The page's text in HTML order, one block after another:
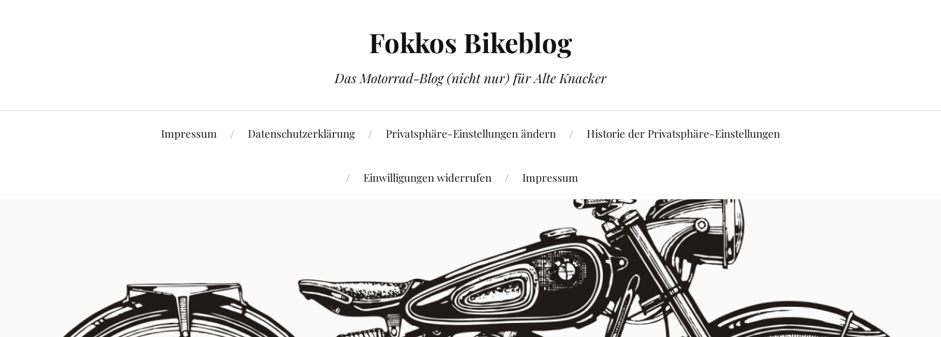
Fokkos Bikeblog
Das Motorrad-Blog (nicht nur) für Alte Knacker
Impressum Datenschutzerklärung Privatsphäre-Einstellungen ändern Historie der Privatsphäre-Einstellungen
Einwilligungen widerrufen Impressum